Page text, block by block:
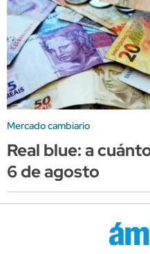
Mercado cambiario
Real blue: a
6 de agosto